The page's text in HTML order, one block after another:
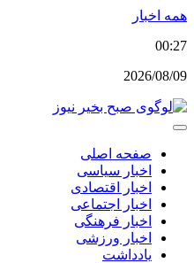
پرش
محتوا
همه اخبار
00:27
2026/08/09
صفحه اصلی
اخبار سیاسی
اخبار اقتصادی
اخبار اجتماعی
اخبار فرهنگی
اخبار ورزشی
یادداشت